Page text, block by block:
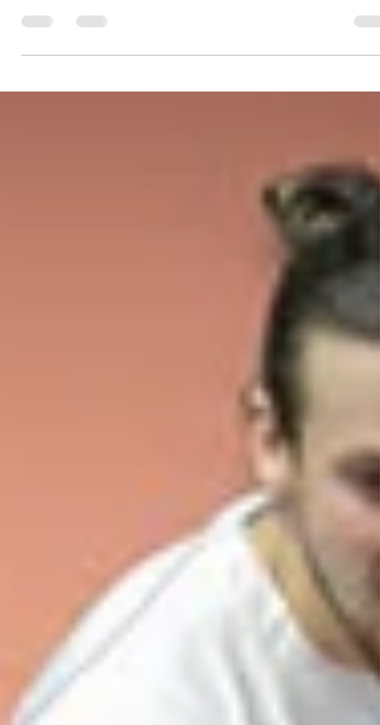
Akaa-Volleyn lentopallon Mestaruusliigan
kauteen 2022-23 valmistautuva joukkue